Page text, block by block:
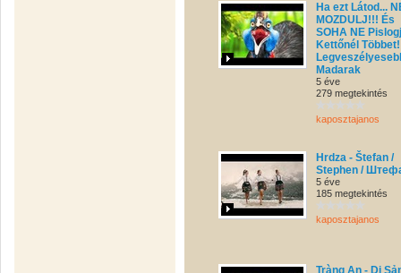
Ha ezt Látod...
MOZDULJ!!! És
SOHA NE Pislogj
Kettőnél
Madarak
5 éve
279 megtekintés
kaposztajanos
Hrdza - Štefan /
Stephen /
5 éve
185 megtekintés
kaposztajanos
Tràng An - Di